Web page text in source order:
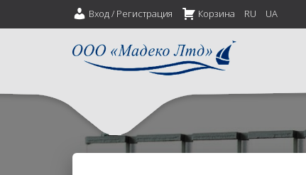
Вход / Регистрация Корзина RU UA